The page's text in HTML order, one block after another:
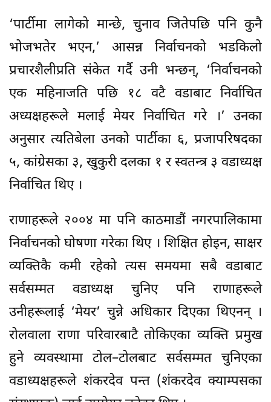
‘पार्टीमा लागेको मान्छे, चुनाव जितेपछि पनि कुनै
भोजभतेर भएन,’ आसन्न निर्वाचनको भडकिलो
प्रचारशैलीप्रति संकेत गर्दै उनी भन्छन्, ‘निर्वाचनको
एक महिनाजति पछि १८ वटै वडाबाट निर्वाचित
अध्यक्षहरूले मलाई मेयर निर्वाचित गरे ।’ उनका
अनुसार त्यतिबेला उनको पार्टीका ६, प्रजापरिषदका
५, कांग्रेसका ३, खुकुरी दलका १ र स्वतन्त्र ३ वडाध्यक्ष
निर्वाचित थिए ।
राणाहरूले २००४ मा पनि काठमाडौं नगरपालिकामा
निर्वाचनको घोषणा गरेका थिए । शिक्षित होइन, साक्षर
व्यक्तिकै कमी रहेको त्यस समयमा सबै वडाबाट
सर्वसम्मत वडाध्यक्ष चुनिए पनि राणाहरूले
उनीहरूलाई ‘मेयर’ चुन्ने अधिकार दिएका थिएनन् ।
रोलवाला राणा परिवारबाटै तोकिएका व्यक्ति प्रमुख
हुने व्यवस्थामा टोल–टोलबाट सर्वसम्मत चुनिएका
वडाध्यक्षहरूले शंकरदेव पन्त (शंकरदेव क्याम्पसका